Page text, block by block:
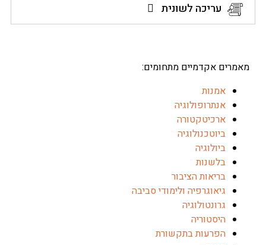
עריכה לשונית
אקדמיים מתחומים:
אמנות
אנתרופולוגיה
ארכיטקטורה
ביוטכנולוגיה
ביולוגיה
בלשנות
בריאות הציבור
גיאוגרפיה ולימודי סביבה
גרונטולוגיה
היסטוריה
הפרעות בתקשורת